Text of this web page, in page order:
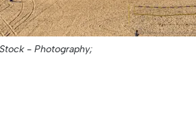
- Photography;